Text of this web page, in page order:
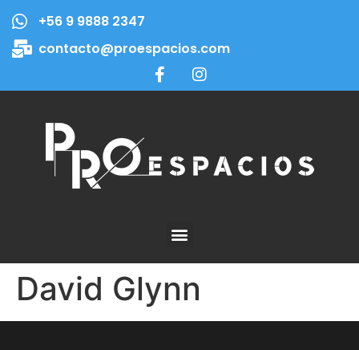
+56 9 9888 2347
contacto@proespacios.com
David Glynn